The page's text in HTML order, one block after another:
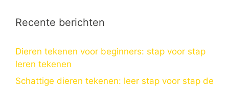
Recente berichten
Dieren tekenen voor beginners: stap voor stap
leren tekenen
Schattige dieren tekenen: leer stap voor stap de